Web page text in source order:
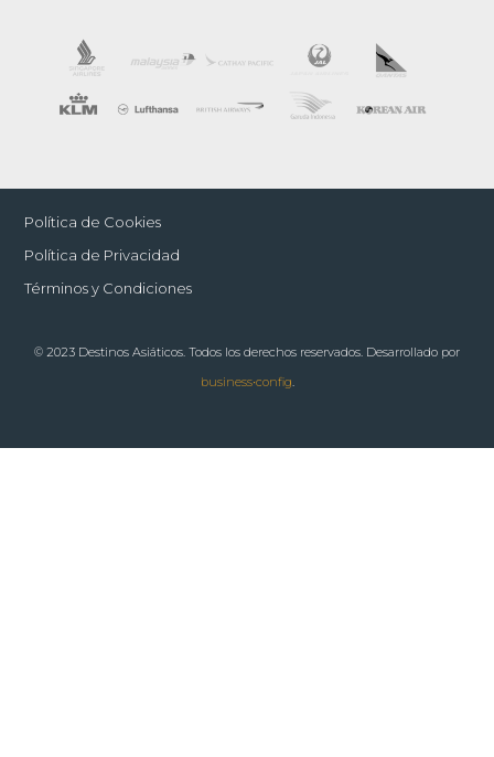
Política de Cookies
Política de Privacidad
Términos y Condiciones
© 2023 Destinos Asiáticos. Todos los derechos reservados. Desarrollado por
business•config.